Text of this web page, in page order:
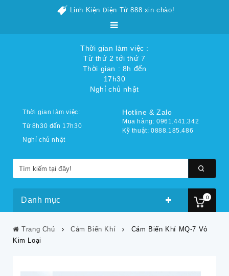
Linh Kiện Điện Tử 888 xin chào!
Thời gian làm việc :
Từ thứ 2 tới thứ 7
Thời gian : 8h đến
17h30
Nghỉ chủ nhật
0
Thời gian làm việc:
Từ 8h30 đến 17h30
Nghỉ chủ nhật
Hotline & Zalo
Mua hàng: 0961.441.342
Kỹ thuật: 0888.185.486
Danh mục
Trang Chủ Cảm Biến Khí
Cảm Biến Khí MQ-7 Vỏ
Kim Loại